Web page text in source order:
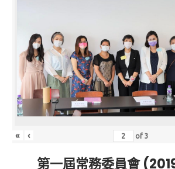
« ‹ of3
第一屆常務委員會